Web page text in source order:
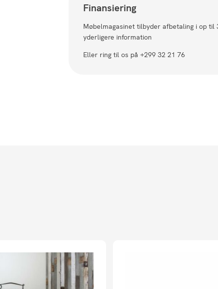
Finansiering
Møbelmagasinet tilbyder afbetaling i op
yderligere information
Eller ring til os på +299 32 21 76